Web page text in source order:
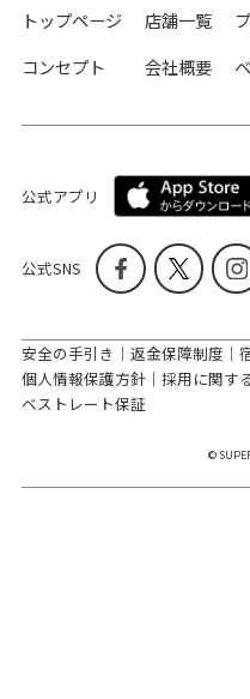
トップページ 店舗一覧
コンセプト
会社概要
公式アプリ
公式SNS
安全の手引き 返金保障制度
個人情報保護方針
採用に関す
ベストレート保証
©